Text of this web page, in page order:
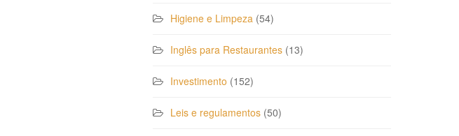
Higiene e Limpeza (54)
Inglês para Restaurantes (13)
Investimento (152)
Leis e regulamentos (50)